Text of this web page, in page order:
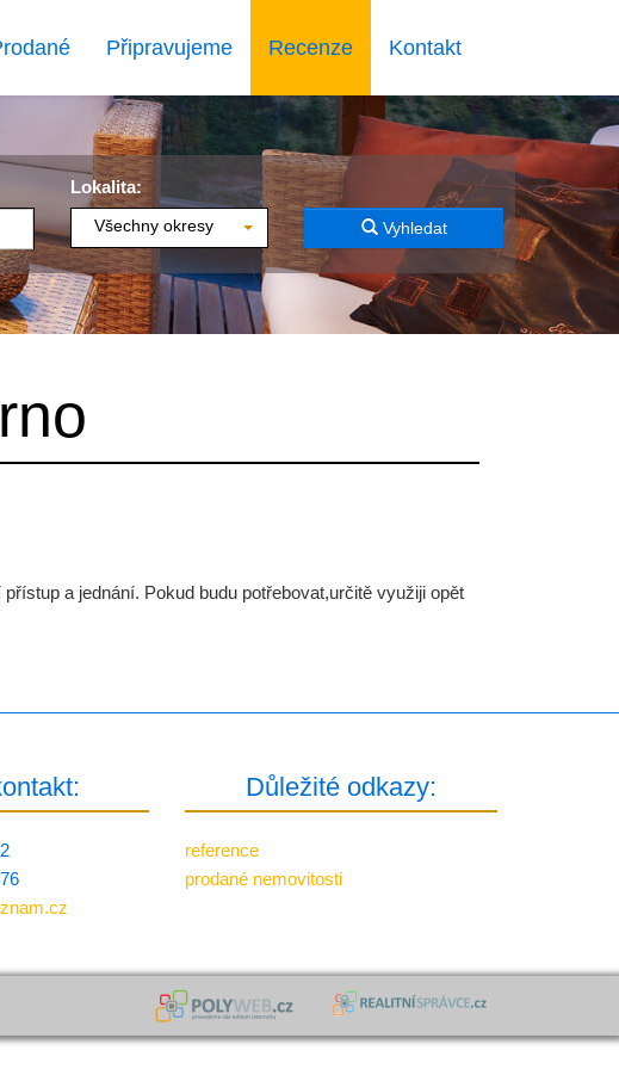
Připravujeme Recenze Kontakt
Lokalita:
Všechny okresy Vyhledat
a jednání. Pokud budu potřebovat,určitě využiji opět
Důležité odkazy:
reference
prodané nemovitosti